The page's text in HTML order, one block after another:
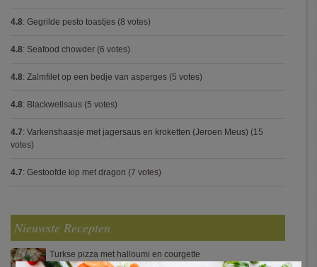
4.8: Gegrilde pesto toastjes (8 votes)
4.8: Seafood chowder (6 votes)
4.8: Zalmfilet op een bedje van asperges (5 votes)
4.8: Blackwellsaus (5 votes)
4.7: Varkenshaasje met jagersaus en kroketten (Jeroen Meus) (15
votes)
4.7: Gestoofde kip met dragon (7 votes)
Nieuwste Recepten
Turkse pizza met halloumi en courgette